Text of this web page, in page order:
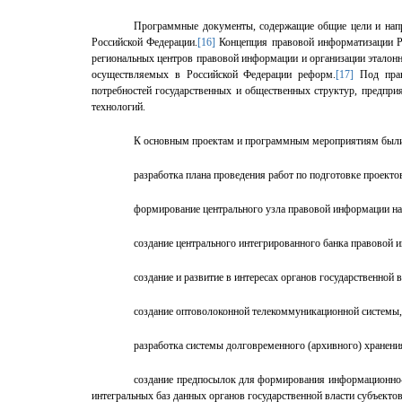
Программные документы, содержащие общие цели и
Российской Федерации.[16] Концепция правовой информатизации
региональных центров правовой информации и организации
осуществляемых в Российской Федерации реформ.[17] Под
потребностей государственных и общественных структур,
технологий.
К основным проектам и программным мероприятиям были
разработка плана проведения работ по подготовке
формирование центрального узла правовой информации
создание центрального интегрированного банка
создание и развитие в интересах органов
создание оптоволоконной телекоммуникационной
разработка системы долговременного (архивного)
создание предпосылок для формирования
интегральных баз данных органов государственной власти